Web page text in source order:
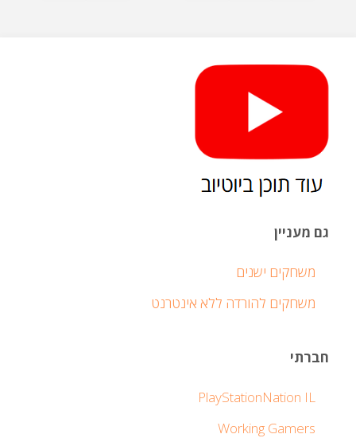
my
מהירה
ל-
pagination
גם מעניין
משחקים ישנים
משחקים להורדה ללא אינטרנט
חברתי
PlayStationNation IL
Working Gamers